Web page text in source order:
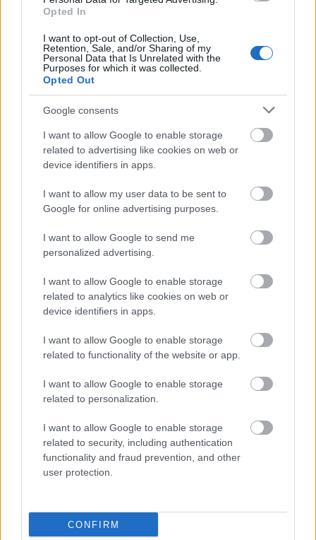
Opted In
I want to opt-out of Collection, Use,
Retention, Sale, and/or Sharing of my
Personal Data that Is Unrelated with the
Purposes for which it was collected.
Opted Out
Google consents
I want to allow Google to enable storage
related to advertising like cookies on web or
device identifiers in apps.
I want to allow my user data to be sent to
Google for online advertising purposes.
I want to allow Google to send me
personalized advertising.
I want to allow Google to enable storage
related to analytics like cookies on web or
device identifiers in apps.
I want to allow Google to enable storage
related to functionality of the website or app.
I want to allow Google to enable storage
related to personalization.
I want to allow Google to enable storage
related to security, including authentication
functionality and fraud prevention, and other
user protection.
CONFIRM
Város-Teampannon Kereskedelmi és Szolgáltató Kft.
parkfelújítás
Újragondolják Lipótváros rejtett, zöld parkját
Indulhat a Honvéd tér megújításának tervezése, ahol a
klímatudatos gondolkodás és a helyi identitás erősítése kerül a
Történelmi táj, amelynek minden köve
mesél – megújul a tatai Angolkert
M1 bővítés: már zajlik a teljesen új
Bicske Kelet csomópont építése
Új gyalogosátkelők és jelzőlámpás
Másfélszeresére bővítik
Hódmezővásárhely jó hírű református